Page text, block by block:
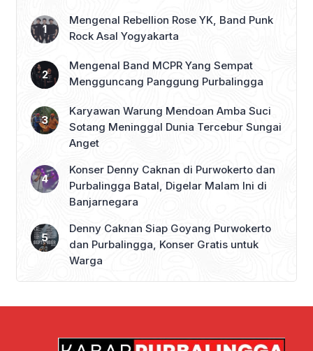
Mengenal Rebellion Rose YK, Band Punk
Rock Asal Yogyakarta
Mengenal Band MCPR Yang Sempat
Mengguncang Panggung Purbalingga
Karyawan Warung Mendoan Amba Suci
Sotang Meninggal Dunia Tercebur Sungai
Anget
Konser Denny Caknan di Purwokerto dan
Purbalingga Batal, Digelar Malam Ini di
Banjarnegara
Denny Caknan Siap Goyang Purwokerto
dan Purbalingga, Konser Gratis untuk
Warga